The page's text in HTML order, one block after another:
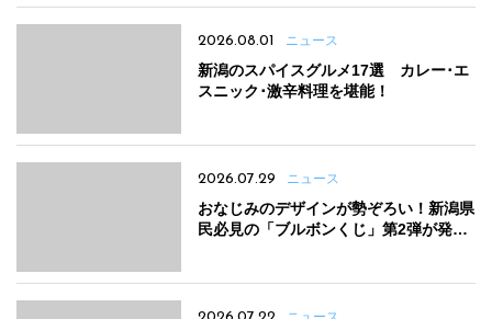
2026.08.01 ニュース
新潟のスパイスグルメ17選 カレー･エ
スニック･激辛料理を堪能！
2026.07.29 ニュース
おなじみのデザインが勢ぞろい！新潟県
民必見の「ブルボンくじ」第2弾が発売